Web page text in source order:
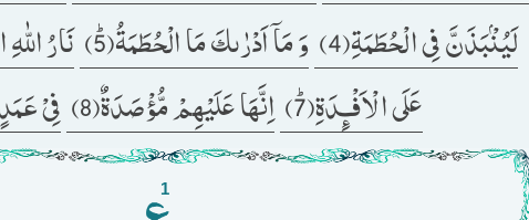
لَیُنْۢبَذَنَّ فِی الْحُطَمَةِ(4)
وَ مَاۤ اَدْرٰىكَ مَا الْحُطَمَةُﭤ(5) نَارُ
عَلَى الْاَفْـٕدَةِﭤ(7)
اِنَّهَا عَلَیْهِمْ مُّؤْصَدَةٌ(8) فِیْ
1